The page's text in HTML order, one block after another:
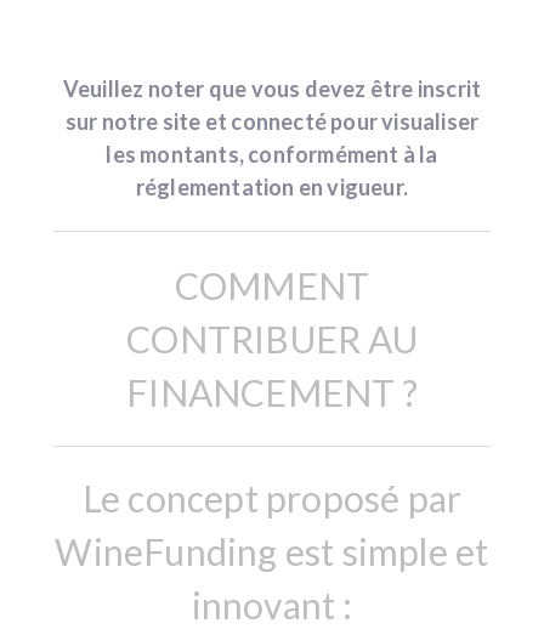
Veuillez noter que vous devez être inscrit
sur notre site et connecté pour visualiser
les montants, conformément à la
réglementation en vigueur.
COMMENT
CONTRIBUER AU
FINANCEMENT ?
Le concept proposé par
WineFunding est simple et
innovant :